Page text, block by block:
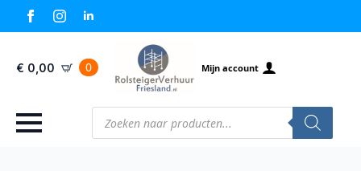
€ 0,00 0 Mijn account
Producten
zoeken